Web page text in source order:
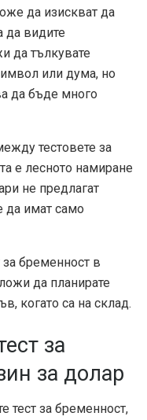
да изискват да
да видите
да тълкувате
или дума, но
да бъде много
тестовете за
е лесното намиране
не предлагат
да имат само
за бременност в
да планирате
когато са на склад.
за
за долар
тест за бременност,